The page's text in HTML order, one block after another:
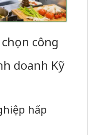
công
doanh Kỹ
hấp